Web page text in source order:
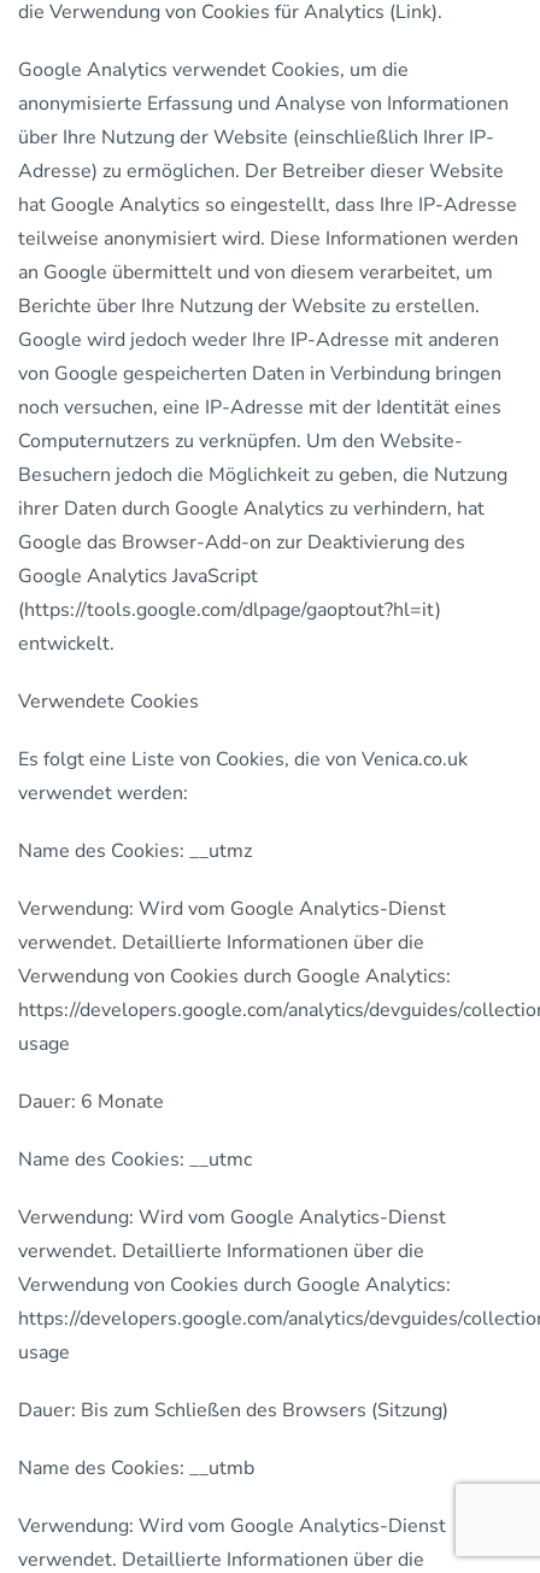
die Verwendung von Cookies für Analytics (Link).
Google Analytics verwendet Cookies, um die
anonymisierte Erfassung und Analyse von Informationen
über Ihre Nutzung der Website (einschließlich Ihrer IP-
Adresse) zu ermöglichen. Der Betreiber dieser Website
hat Google Analytics so eingestellt, dass Ihre IP-Adresse
teilweise anonymisiert wird. Diese Informationen werden
an Google übermittelt und von diesem verarbeitet, um
Berichte über Ihre Nutzung der Website zu erstellen.
Google wird jedoch weder Ihre IP-Adresse mit anderen
von Google gespeicherten Daten in Verbindung bringen
noch versuchen, eine IP-Adresse mit der Identität eines
Computernutzers zu verknüpfen. Um den Website-
Besuchern jedoch die Möglichkeit zu geben, die Nutzung
ihrer Daten durch Google Analytics zu verhindern, hat
Google das Browser-Add-on zur Deaktivierung des
Google Analytics JavaScript
(https://tools.google.com/dlpage/gaoptout?hl=it)
entwickelt.
Verwendete Cookies
Es folgt eine Liste von Cookies, die von Venica.co.uk
verwendet werden:
Name des Cookies: __utmz
Verwendung: Wird vom Google Analytics-Dienst
verwendet. Detaillierte Informationen über die
Verwendung von Cookies durch Google Analytics:
https://developers.google.com/analytics/devguides/
usage
Dauer: 6 Monate
Name des Cookies: __utmc
Verwendung: Wird vom Google Analytics-Dienst
verwendet. Detaillierte Informationen über die
Verwendung von Cookies durch Google Analytics:
https://developers.google.com/analytics/devguides/
usage
Dauer: Bis zum Schließen des Browsers (Sitzung)
Name des Cookies: __utmb
Verwendung: Wird vom Google Analytics-Dienst
verwendet. Detaillierte Informationen über die